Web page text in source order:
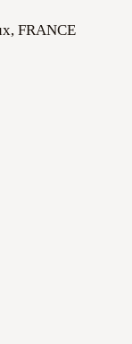
FRANCE